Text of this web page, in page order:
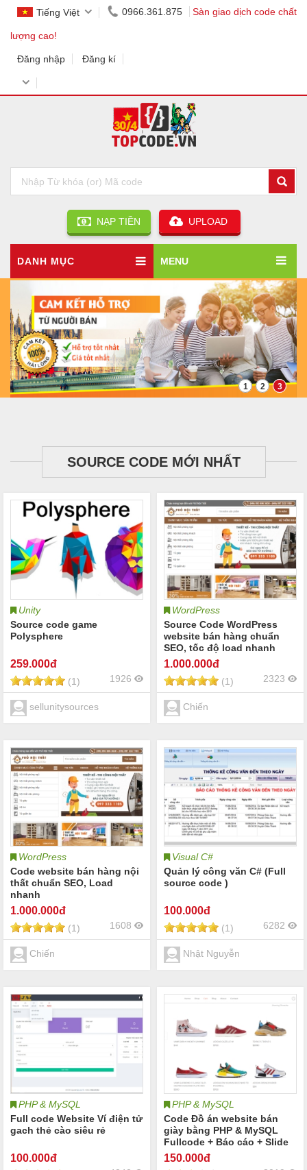
Tiếng Việt 0966.361.875 Sàn giao dịch code chất
lượng cao!
Đăng nhập Đăng kí
NẠP TIỀN UPLOAD
DANH MỤC MENU
1 2 3
SOURCE CODE MỚI NHẤT
Unity
Source code game
Polysphere
259.000đ
(1) 1926
sellunitysources
WordPress
Source Code WordPress
website bán hàng chuẩn
SEO, tốc độ load nhanh
1.000.000đ
(1) 2323
Chiến
WordPress
Code website bán hàng nội
thất chuẩn SEO, Load
nhanh
1.000.000đ
(1) 1608
Chiến
Visual C#
Quản lý công văn C# (Full
source code )
100.000đ
(1) 6282
Nhật Nguyễn
PHP & MySQL
Full code Website Ví điện tử
gach thẻ cào siêu rẻ
100.000đ
PHP & MySQL
Code Đồ án website bán
giày bằng PHP & MySQL
Fullcode + Báo cáo + Slide
thuyết trình
150.000đ